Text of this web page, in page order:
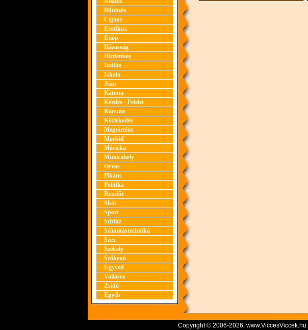
Bűnözős
Cigány
Erotikus
Etióp
Házasság
Hirdetéses
Indián
Iskola
Jean
Katona
Kérdés - Felelet
Kocsma
Közlekedés
Megtörtént
Morbid
Móricka
Munkahely
Orvos
Pikáns
Politika
Rendőr
Skót
Sport
Stirlitz
Számítástechnika
Szex
Székely
Szőkenő
Ügyvéd
Vallásos
Zsidó
Egyéb
Copyright © 2006-2026, www.ViccesViccek.hu |